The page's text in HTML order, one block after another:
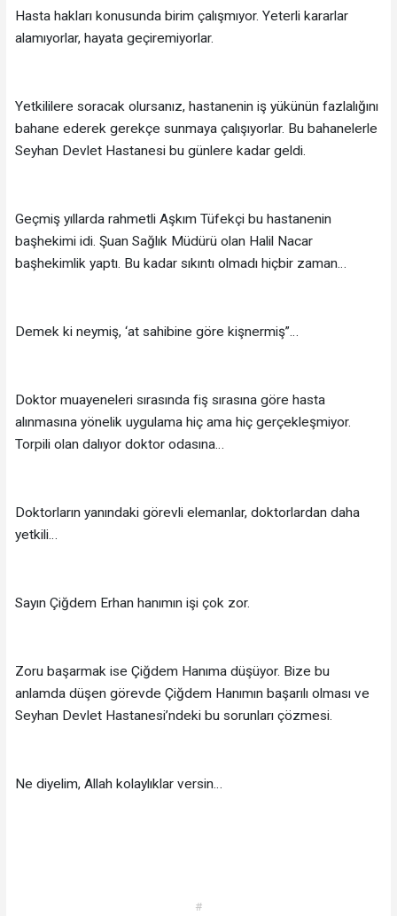
Hasta hakları konusunda birim çalışmıyor. Yeterli kararlar
alamıyorlar, hayata geçiremiyorlar.
Yetkililere soracak olursanız, hastanenin iş yükünün fazlalığını
bahane ederek gerekçe sunmaya çalışıyorlar. Bu bahanelerle
Seyhan Devlet Hastanesi bu günlere kadar geldi.
Geçmiş yıllarda rahmetli Aşkım Tüfekçi bu hastanenin
başhekimi idi. Şuan Sağlık Müdürü olan Halil Nacar
başhekimlik yaptı. Bu kadar sıkıntı olmadı hiçbir zaman…
Demek ki neymiş, ‘at sahibine göre kişnermiş”…
Doktor muayeneleri sırasında fiş sırasına göre hasta
alınmasına yönelik uygulama hiç ama hiç gerçekleşmiyor.
Torpili olan dalıyor doktor odasına…
Doktorların yanındaki görevli elemanlar, doktorlardan daha
yetkili…
Sayın Çiğdem Erhan hanımın işi çok zor.
Zoru başarmak ise Çiğdem Hanıma düşüyor. Bize bu
anlamda düşen görevde Çiğdem Hanımın başarılı olması ve
Seyhan Devlet Hastanesi’ndeki bu sorunları çözmesi.
Ne diyelim, Allah kolaylıklar versin…
#